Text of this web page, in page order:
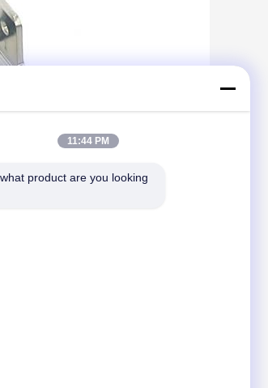
trennt. Erfordert manuelles
ist eine Kraft von 4–6 N
wenn die Temperatur auf den
11:44 PM
product are you looking